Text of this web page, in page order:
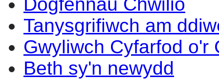
Tanysgrifiwch am
Gwyliwch Cyfarfod o'r
Beth sy'n newydd